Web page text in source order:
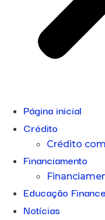
Página inicial
Crédito
Crédito
Financiamento
Educação
Notícias